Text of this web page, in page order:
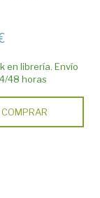
en librería. Envío
48 horas
COMPRAR